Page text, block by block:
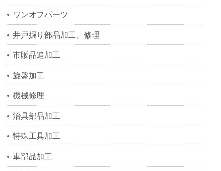
ワンオフパーツ
井戸掘り部品加工、修理
市販品追加工
旋盤加工
機械修理
治具部品加工
特殊工具加工
車部品加工